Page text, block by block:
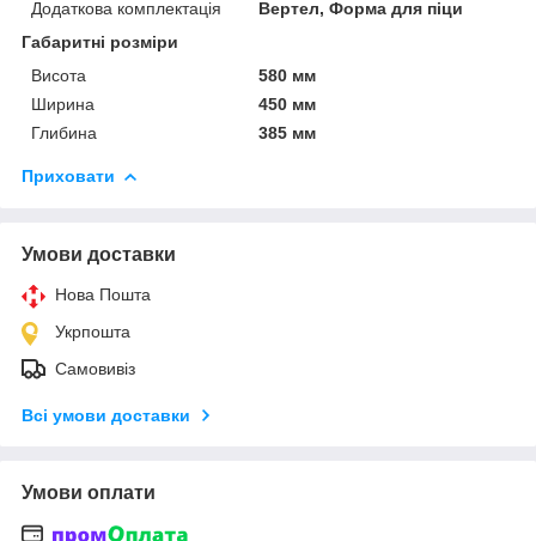
Додаткова комплектація
Вертел, Форма для піци
Габаритні розміри
Висота
580 мм
Ширина
450 мм
Глибина
385 мм
Приховати
Умови доставки
Нова Пошта
Укрпошта
Самовивіз
Всі умови доставки
Умови оплати